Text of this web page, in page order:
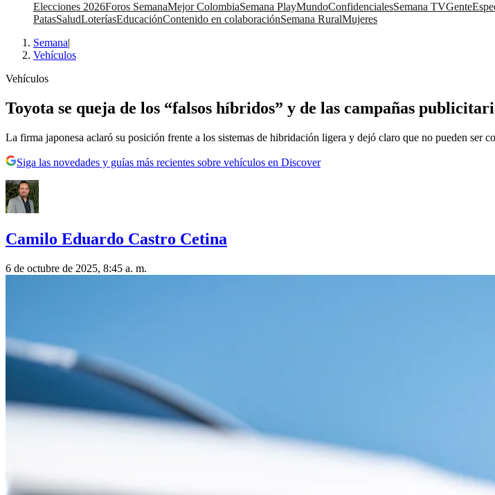
Elecciones 2026Foros SemanaMejor ColombiaSemana PlayMundoConfidencialesSemana TVGente
PatasSaludLoteríasEducaciónContenido en colaboraciónSemana RuralMujeres
Semana|
Vehículos
Vehículos
Toyota se queja de los “falsos híbridos” y de las campañas
La firma japonesa aclaró su posición frente a los sistemas de hibridación ligera y dejó claro que no pueden ser
Siga las novedades y guías más recientes sobre vehículos en Discover
Camilo Eduardo Castro Cetina
6 de octubre de 2025, 8:45 a. m.